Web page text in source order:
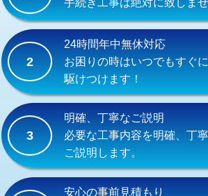
式・ワンホール）)
交換・取付(排水栓・排水トラップ
（P/S/ポップアップ））
交換・取付（その他部品）
持込商品取付（単水栓）
持込商品取付（混合水栓）
持込商品取付（浄水器・分岐水栓）
手続き工事は絶対に致しませ
2
24時間年中無休対応
お困りの時はいつでもすぐに
駆けつけます！
3
明確、丁寧なご説明
必要な工事内容を明確、丁
ご説明します。
安心の事前見積もり